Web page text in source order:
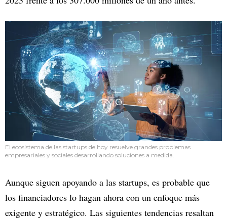
El ecosistema de las startups de hoy resuelve grandes problemas
empresariales y sociales desarrollando soluciones a medida.
Aunque siguen apoyando a las startups, es probable que
los financiadores lo hagan ahora con un enfoque más
exigente y estratégico. Las siguientes tendencias resaltan